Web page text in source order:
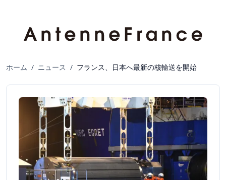
ホーム / ニュース / フランス、日本へ最新の核輸送を開始